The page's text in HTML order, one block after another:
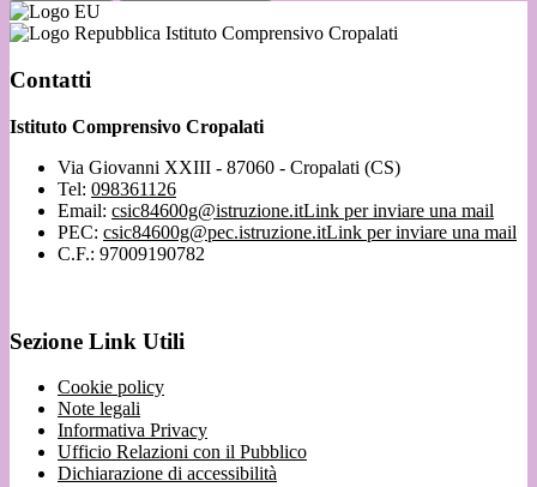
Istituto Comprensivo Cropalati
Contatti
Istituto Comprensivo Cropalati
Via Giovanni XXIII - 87060 - Cropalati (CS)
Tel: 098361126
Email: csic84600g@istruzione.itLink per inviare una mail
PEC: csic84600g@pec.istruzione.itLink per inviare una mail
C.F.: 97009190782
Sezione Link Utili
Cookie policy
Note legali
Informativa Privacy
Ufficio Relazioni con il Pubblico
Dichiarazione di accessibilità